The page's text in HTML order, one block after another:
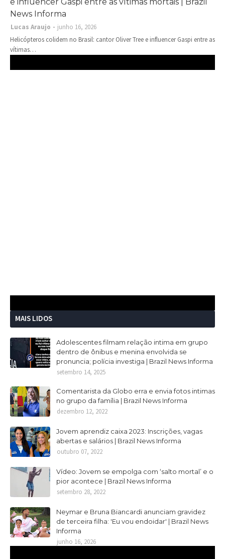
News Informa
Lucas Araujo
junho 16, 2026
Helicópteros colidem no Brasil: cantor Oliver Tree e influencer Gaspi entre as
vítimas…
MAIS LIDOS
Adolescentes filmam relação intima em grupo
dentro de ônibus e menina envolvida se
pronuncia; polícia investiga | Brazil News Informa
setembro 14, 2025
Comentarista da Globo erra e envia fotos intimas
no grupo da família | Brazil News Informa
dezembro 12, 2022
Jovem aprendiz caixa 2023: Inscrições, vagas
abertas e salários | Brazil News Informa
outubro 07, 2022
Vídeo: Jovem se empolga com ‘salto mortal’ e o
pior acontece | Brazil News Informa
setembro 28, 2022
Neymar e Bruna Biancardi anunciam gravidez
de terceira filha: 'Eu vou endoidar' | Brazil News
Informa
junho 16, 2026